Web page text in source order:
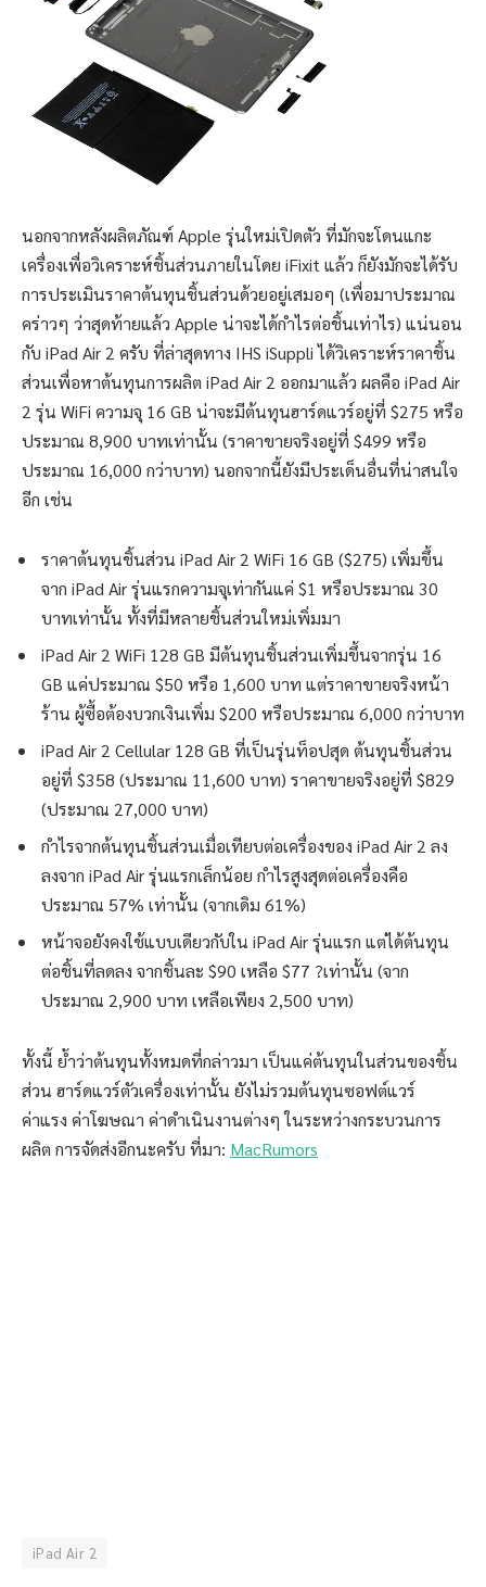
นอกจากหลังผลิตภัณฑ์ Apple รุ่นใหม่เปิดตัว ที่มักจะโดนแกะ
เครื่องเพื่อวิเคราะห์ชิ้นส่วนภายในโดย iFixit แล้ว ก็ยังมักจะได้รับ
การประเมินราคาต้นทุนชิ้นส่วนด้วยอยู่เสมอๆ (เพื่อมาประมาณ
คร่าวๆ ว่าสุดท้ายแล้ว Apple น่าจะได้กำไรต่อชิ้นเท่าไร) แน่นอน
กับ iPad Air 2 ครับ ที่ล่าสุดทาง IHS iSuppli ได้วิเคราะห์ราคาชิ้น
ส่วนเพื่อหาต้นทุนการผลิต iPad Air 2 ออกมาแล้ว ผลคือ iPad Air
2 รุ่น WiFi ความจุ 16 GB น่าจะมีต้นทุนฮาร์ดแวร์อยู่ที่ $275 หรือ
ประมาณ 8,900 บาทเท่านั้น (ราคาขายจริงอยู่ที่ $499 หรือ
ประมาณ 16,000 กว่าบาท) นอกจากนี้ยังมีประเด็นอื่นที่น่าสนใจ
อีก เช่น
ราคาต้นทุนชิ้นส่วน iPad Air 2 WiFi 16 GB ($275) เพิ่มขึ้น
จาก iPad Air รุ่นแรกความจุเท่ากันแค่ $1 หรือประมาณ 30
บาทเท่านั้น ทั้งที่มีหลายชิ้นส่วนใหม่เพิ่มมา
iPad Air 2 WiFi 128 GB มีต้นทุนชิ้นส่วนเพิ่มขึ้นจากรุ่น 16
GB แค่ประมาณ $50 หรือ 1,600 บาท แต่ราคาขายจริงหน้า
ร้าน ผู้ซื้อต้องบวกเงินเพิ่ม $200 หรือประมาณ 6,000 กว่าบาท
iPad Air 2 Cellular 128 GB ที่เป็นรุ่นท็อปสุด ต้นทุนชิ้นส่วน
อยู่ที่ $358 (ประมาณ 11,600 บาท) ราคาขายจริงอยู่ที่ $829
(ประมาณ 27,000 บาท)
กำไรจากต้นทุนชิ้นส่วนเมื่อเทียบต่อเครื่องของ iPad Air 2 ลง
ลงจาก iPad Air รุ่นแรกเล็กน้อย กำไรสูงสุดต่อเครื่องคือ
ประมาณ 57% เท่านั้น (จากเดิม 61%)
หน้าจอยังคงใช้แบบเดียวกับใน iPad Air รุ่นแรก แต่ได้ต้นทุน
ต่อชิ้นที่ลดลง จากชิ้นละ $90 เหลือ $77 ?เท่านั้น (จาก
ประมาณ 2,900 บาท เหลือเพียง 2,500 บาท)
ทั้งนี้ ย้ำว่าต้นทุนทั้งหมดที่กล่าวมา เป็นแค่ต้นทุนในส่วนของชิ้น
ส่วน ฮาร์ดแวร์ตัวเครื่องเท่านั้น ยังไม่รวมต้นทุนซอฟต์แวร์
ค่าแรง ค่าโฆษณา ค่าดำเนินงานต่างๆ ในระหว่างกระบวนการ
ผลิต การจัดส่งอีกนะครับ ที่มา: MacRumors
iPad Air 2